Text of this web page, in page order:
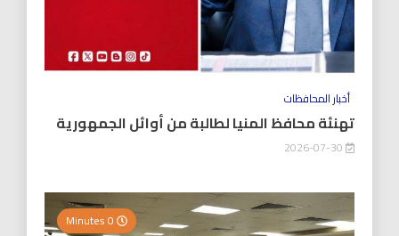
أخبار المحافظات
تهنئة محافظ المنيا لطالبة من أوائل الجمهورية